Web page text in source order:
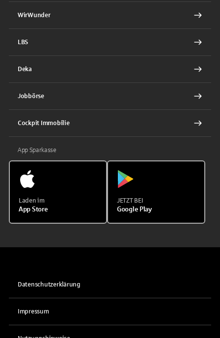
WirWunder
LBS
Deka
Jobbörse
Cockpit Immobilie
App Sparkasse
Laden im
App Store
JETZT BEI
Google Play
Datenschutzerklärung
Impressum